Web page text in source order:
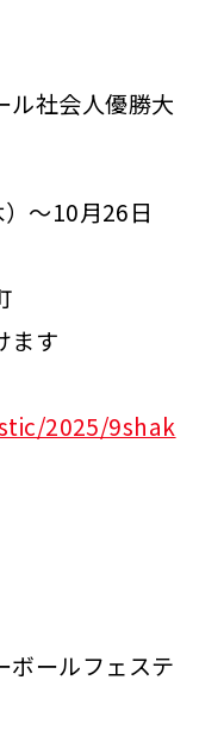
社会人優勝大
～10月26日
ます
2025/9shak
ールフェステ